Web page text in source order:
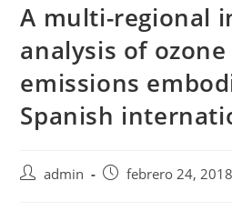
A multi-regional
analysis of
emissions
Spanish
Autoradmin
Publicación
febrero 24, 2018